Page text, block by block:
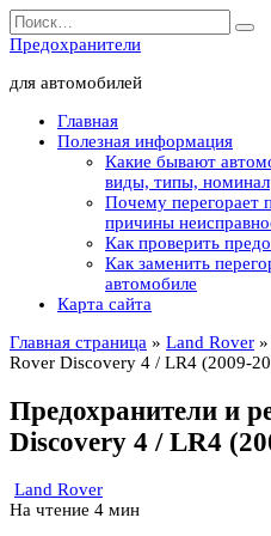
Перейти
к
содержанию
Search
for:
Предохранители
для автомобилей
Главная
Полезная информация
Какие бывают
виды, типы, номинал
Почему перегорает
причины
Как проверить
Как заменить
автомобиле
Карта сайта
Главная страница » Land Rover »
Rover Discovery 4 / LR4 (2009-
Предохранители и
Discovery 4 / LR4
Land Rover
На чтение 4 мин